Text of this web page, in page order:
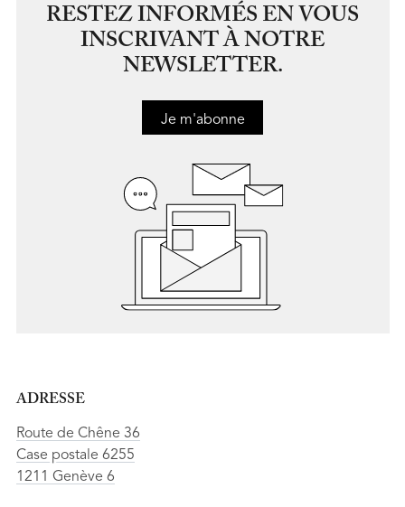
RESTEZ INFORMÉS EN VOUS
INSCRIVANT À NOTRE
NEWSLETTER.
Je m'abonne
ADRESSE
Route de Chêne 36
Case postale 6255
1211 Genève 6